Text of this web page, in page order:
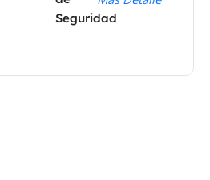
Seguridad